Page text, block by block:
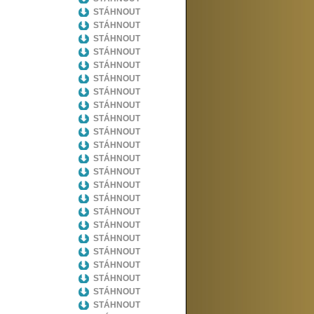
STÁHNOUT
STÁHNOUT
STÁHNOUT
STÁHNOUT
STÁHNOUT
STÁHNOUT
STÁHNOUT
STÁHNOUT
STÁHNOUT
STÁHNOUT
STÁHNOUT
STÁHNOUT
STÁHNOUT
STÁHNOUT
STÁHNOUT
STÁHNOUT
STÁHNOUT
STÁHNOUT
STÁHNOUT
STÁHNOUT
STÁHNOUT
STÁHNOUT
STÁHNOUT